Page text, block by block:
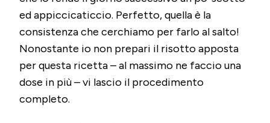
ed appiccicaticcio. Perfetto, quella è la
consistenza che cerchiamo per farlo al salto!
Nonostante io non prepari il risotto apposta
per questa ricetta – al massimo ne faccio una
dose in più – vi lascio il procedimento
completo.